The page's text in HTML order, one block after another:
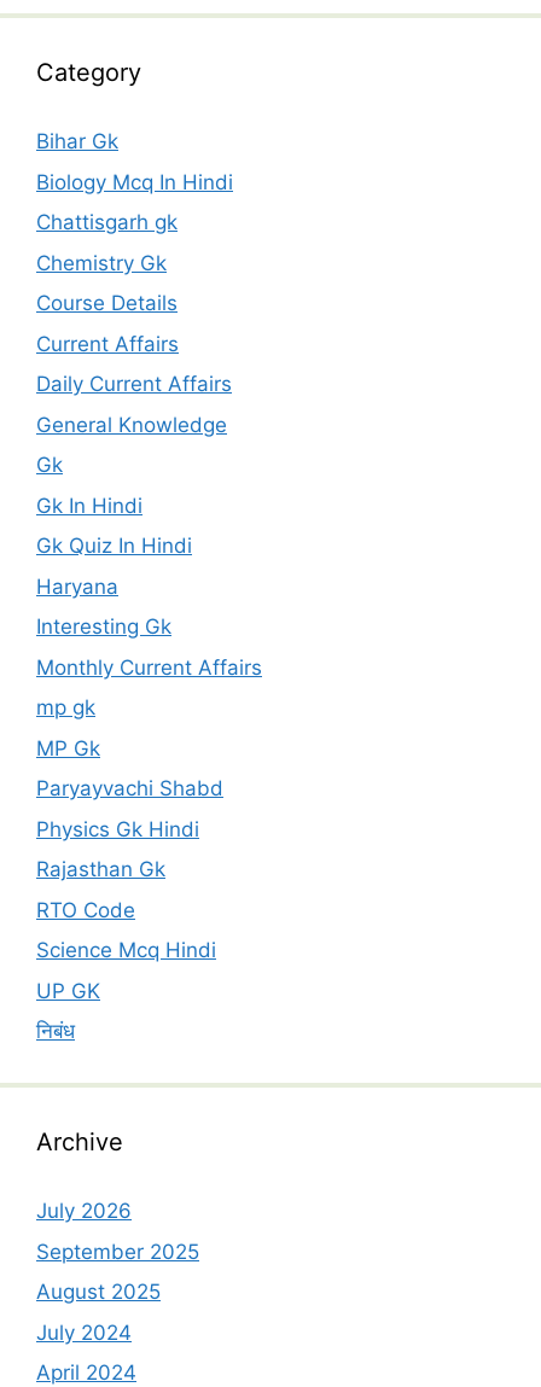
Category
Bihar Gk
Biology Mcq In Hindi
Chattisgarh gk
Chemistry Gk
Course Details
Current Affairs
Daily Current Affairs
General Knowledge
Gk
Gk In Hindi
Gk Quiz In Hindi
Haryana
Interesting Gk
Monthly Current Affairs
mp gk
MP Gk
Paryayvachi Shabd
Physics Gk Hindi
Rajasthan Gk
RTO Code
Science Mcq Hindi
UP GK
निबंध
Archive
July 2026
September 2025
August 2025
July 2024
April 2024